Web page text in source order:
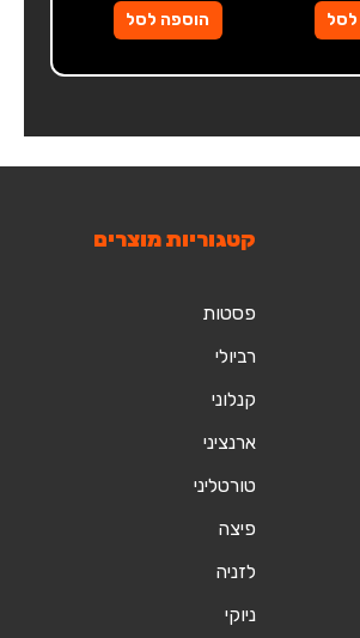
לסל הוספה לסל
קטגוריות מוצרים
פסטות
רביולי
קנלוני
ארנציני
טורטליני
פיצה
לזניה
ניוקי